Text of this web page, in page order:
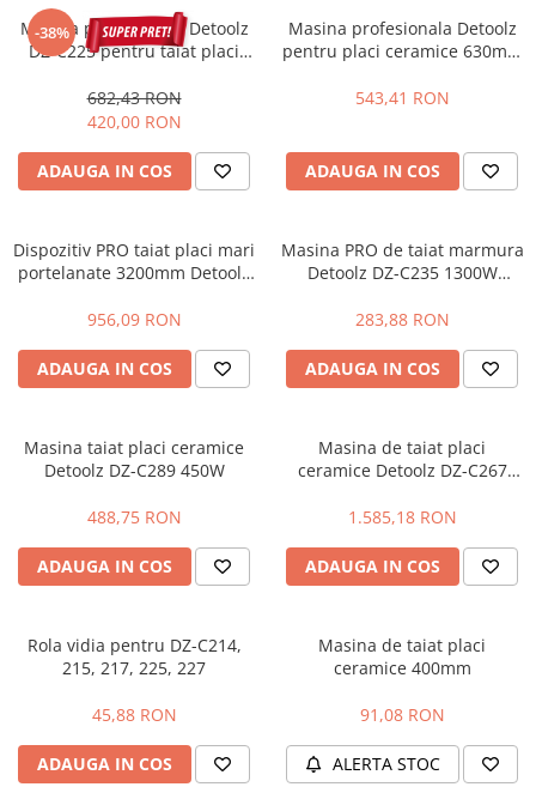
santuri
Motocoase si trimmere
Plasa de umbrire, mascare gard
Pompe de apa
Accesorii pompe
Hidrofoare
Pompe de circulatie
Pompe de suprafata
Pompe de transfer combustibil,
Pompe submersibile
Rezervoare din polietilena
Suflante frunze
Tocatoare crengi si furaje
Incaltaminte
Bocanci de protectie
Manusi si palmare
Protectie mecanica
Protectie sudura
-38%
Masina profesionala Detoolz
DZ-C225 pentru taiat placi
682,43 RON
420,00 RON
ADAUGA IN COS
Masina profesionala Detoolz
pentru placi ceramice 630mm
543,41 RON
ADAUGA IN COS
Dispozitiv PRO taiat placi mari
portelanate 3200mm Detoolz
956,09 RON
ADAUGA IN COS
Masina PRO de taiat marmura
Detoolz DZ-C235 1300W
283,88 RON
ADAUGA IN COS
Masina taiat placi ceramice
Detoolz DZ-C289 450W
488,75 RON
ADAUGA IN COS
Masina de taiat placi
ceramice Detoolz DZ-C267
1.585,18 RON
ADAUGA IN COS
Rola vidia pentru DZ-C214,
215, 217, 225, 227
45,88 RON
ADAUGA IN COS
Masina de taiat placi
ceramice 400mm
91,08 RON
ALERTA STOC